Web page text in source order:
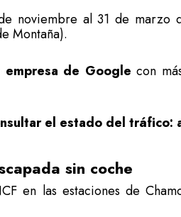
noviembre al 31 de marzo
Montaña).
empresa de Google con
el estado del tráfico:
sin coche
en las estaciones de